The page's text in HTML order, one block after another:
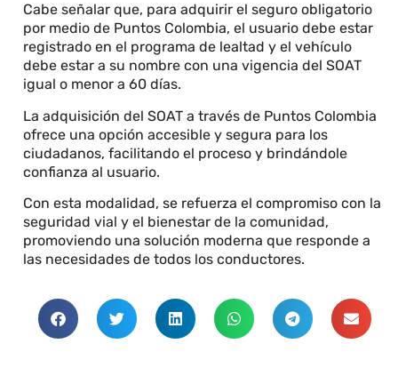
Cabe señalar que, para adquirir el seguro obligatorio
por medio de Puntos Colombia, el usuario debe estar
registrado en el programa de lealtad y el vehículo
debe estar a su nombre con una vigencia del SOAT
igual o menor a 60 días.
La adquisición del SOAT a través de Puntos Colombia
ofrece una opción accesible y segura para los
ciudadanos, facilitando el proceso y brindándole
confianza al usuario.
Con esta modalidad, se refuerza el compromiso con la
seguridad vial y el bienestar de la comunidad,
promoviendo una solución moderna que responde a
las necesidades de todos los conductores.